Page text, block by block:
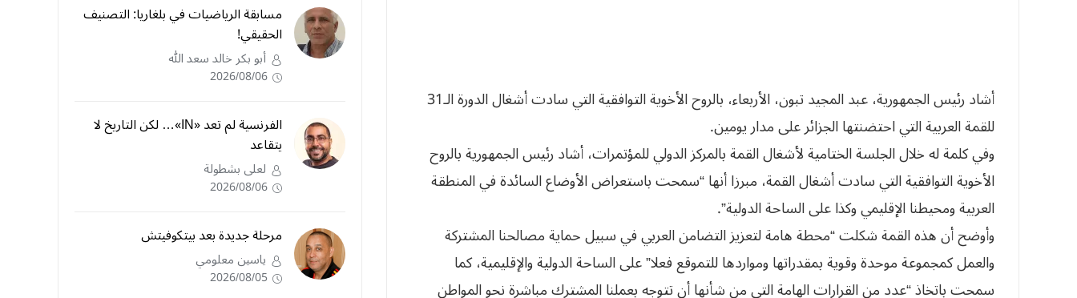
أشاد رئيس الجمهورية، عبد المجيد تبون، الأربعاء، بالروح الأخوية التوافقية التي سادت أشغال الدورة الـ31
للقمة العربية التي احتضنتها الجزائر على مدار يومين.
وفي كلمة له خلال الجلسة الختامية لأشغال القمة بالمركز الدولي للمؤتمرات، أشاد رئيس الجمهورية بالروح
الأخوية التوافقية التي سادت أشغال القمة، مبرزا أنها “سمحت باستعراض الأوضاع السائدة في المنطقة
العربية ومحيطنا الإقليمي وكذا على الساحة الدولية”.
وأوضح أن هذه القمة شكلت “محطة هامة لتعزيز التضامن العربي في سبيل حماية مصالحنا المشتركة
والعمل كمجموعة موحدة وقوية بمقدراتها ومواردها للتموقع فعلا” على الساحة الدولية والإقليمية، كما
سمحت باتخاذ “عدد من القرارات الهامة التي من شأنها أن تتوجه بعملنا المشترك مباشرة نحو المواطن
مسابقة الرياضيات في بلغاريا: التصنيف
الحقيقي!
أبو بكر خالد سعد الله
2026/08/06
الفرنسية لم تعد «IN»… لكن التاريخ لا
يتقاعد
لعلى بشطولة
2026/08/06
مرحلة جديدة بعد بيتكوفيتش
ياسين معلومي
2026/08/05